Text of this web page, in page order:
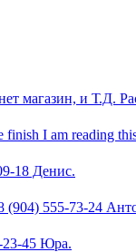
магазин, и Т.Д.
finish I am reading
18 Денис.
(904) 555-73-24
23-45 Юра.